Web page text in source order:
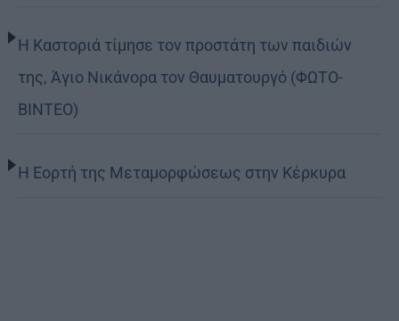
Η Καστοριά τίμησε τον προστάτη των παιδιών
της, Άγιο Νικάνορα τον Θαυματουργό (ΦΩΤΟ-
ΒΙΝΤΕΟ)
Η Εορτή της Μεταμορφώσεως στην Κέρκυρα